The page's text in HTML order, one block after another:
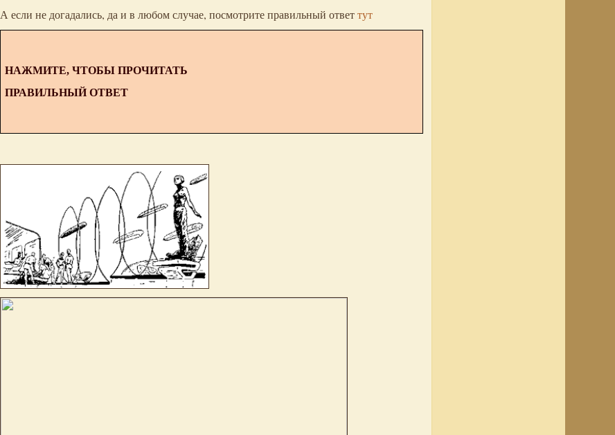
А если не догадались, да и в любом случае, посмотрите правильный ответтут
НАЖМИТЕ, ЧТОБЫ ПРОЧИТАТЬ
ПРАВИЛЬНЫЙ ОТВЕТ